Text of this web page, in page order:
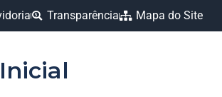
Transparência Mapa do Site